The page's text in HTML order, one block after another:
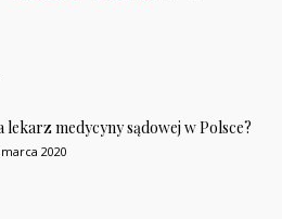
lekarz medycyny sądowej w Polsce?
marca 2020